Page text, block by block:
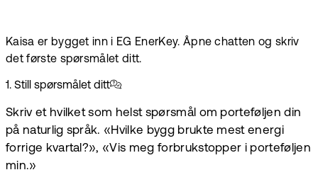
Kaisa er bygget inn i EG EnerKey. Åpne chatten og skriv
det første spørsmålet ditt.
1. Still spørsmålet ditt
Skriv et hvilket som helst spørsmål om porteføljen din
på naturlig språk. «Hvilke bygg brukte mest energi
forrige kvartal?», «Vis meg forbrukstopper i porteføljen
min.»